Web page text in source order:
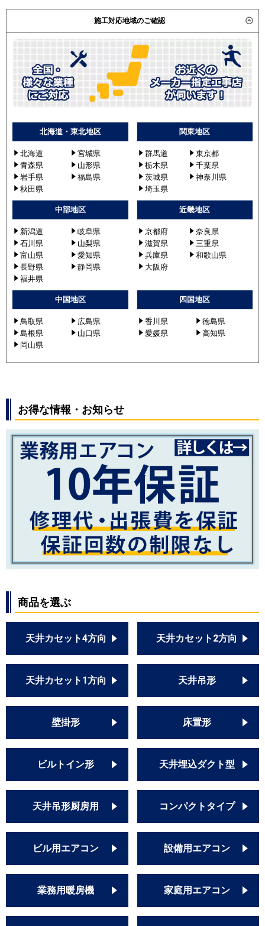
施工対応地域のご確認
北海道・東北地区
北海道
宮城県
青森県
山形県
岩手県
福島県
秋田県
関東地区
群馬道
東京都
栃木県
千葉県
茨城県
神奈川県
埼玉県
中部地区
新潟道
岐阜県
石川県
山梨県
富山県
愛知県
長野県
静岡県
福井県
近畿地区
京都府
奈良県
滋賀県
三重県
兵庫県
和歌山県
大阪府
中国地区
鳥取県
広島県
島根県
山口県
岡山県
四国地区
香川県
徳島県
愛媛県
高知県
お得な情報・お知らせ
商品を選ぶ
天井カセット4方向 天井カセット2方向
天井カセット1方向 天井吊形
壁掛形 床置形
ビルトイン形 天井埋込ダクト型
天井吊形厨房用 コンパクトタイプ
ビル用エアコン 設備用エアコン
業務用暖房機 家庭用エアコン